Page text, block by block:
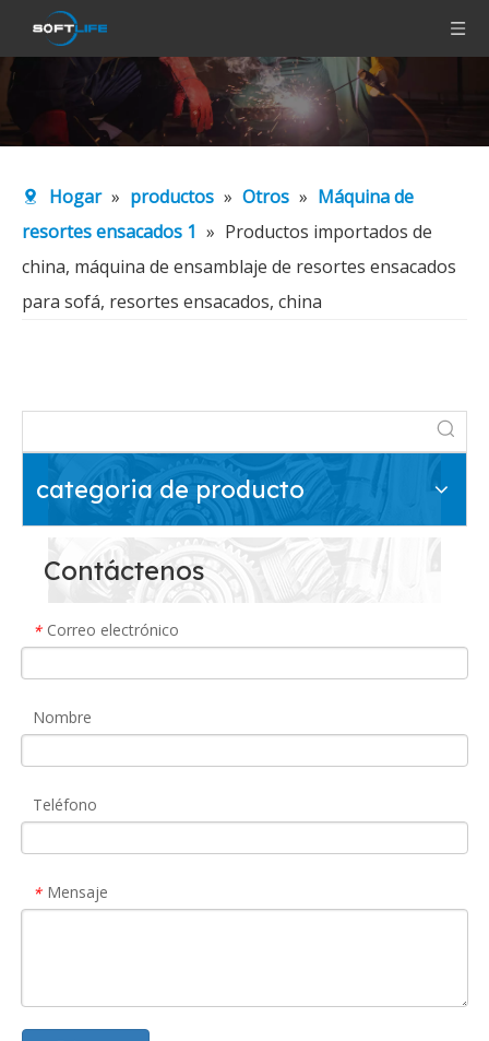
Hogar » productos » Otros » Máquina de
resortes ensacados 1 » Productos importados de
china, máquina de ensamblaje de resortes ensacados
para sofá, resortes ensacados, china
categoria de producto
Contáctenos
* Correo electrónico
Nombre
Teléfono
* Mensaje